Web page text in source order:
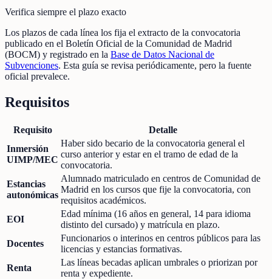
Verifica siempre el plazo exacto
Los plazos de cada línea los fija el extracto de la convocatoria
publicado en el Boletín Oficial de la Comunidad de Madrid
(BOCM) y registrado en la Base de Datos Nacional de
Subvenciones. Esta guía se revisa periódicamente, pero la fuente
oficial prevalece.
Requisitos
Requisito
Detalle
Inmersión
UIMP/MEC
Haber sido becario de la convocatoria general el
curso anterior y estar en el tramo de edad de la
convocatoria.
Estancias
autonómicas
Alumnado matriculado en centros de Comunidad de
Madrid en los cursos que fije la convocatoria, con
requisitos académicos.
EOI
Edad mínima (16 años en general, 14 para idioma
distinto del cursado) y matrícula en plazo.
Docentes
Funcionarios o interinos en centros públicos para las
licencias y estancias formativas.
Renta
Las líneas becadas aplican umbrales o priorizan por
renta y expediente.